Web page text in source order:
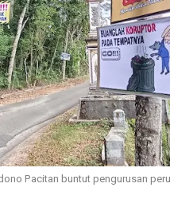
Pacitan buntut pengurusan